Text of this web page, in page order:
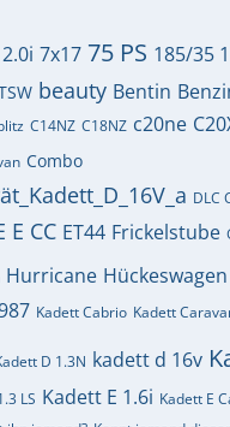
2.0i 7x17 75 PS 185/35
beauty Bentin
C14NZ C18NZ c20ne
Combo
DLC
E CC ET44 Frickelstube
Hurricane Hückeswagen
Kadett Cabrio Kadett
D 1.3N kadett d 16v
LS Kadett E 1.6i Kadett E